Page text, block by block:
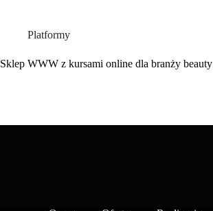
Platformy
Sklep WWW z kursami online dla branży beauty